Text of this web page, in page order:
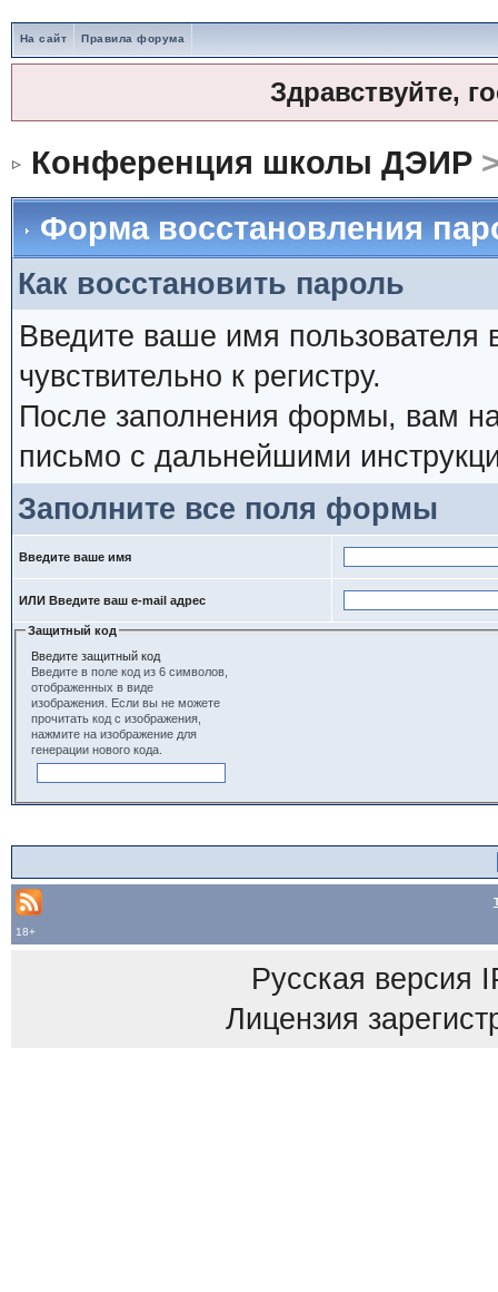
На сайт Правила форума
Здравствуйте,
Конференция школы ДЭИР
Форма восстановления
Как восстановить пароль
Введите ваше имя
чувствительно к регистру.
После заполнения формы, вам на
письмо с дальнейшими
Заполните все поля формы
Введите ваше имя
ИЛИ Введите ваш e-mail адрес
Защитный код
Введите защитный код
Введите в поле код из 6 символов,
отображенных в виде
изображения. Если вы не можете
прочитать код с изображения,
нажмите на изображение для
генерации нового кода.
18+
Русская версия
Лицензия